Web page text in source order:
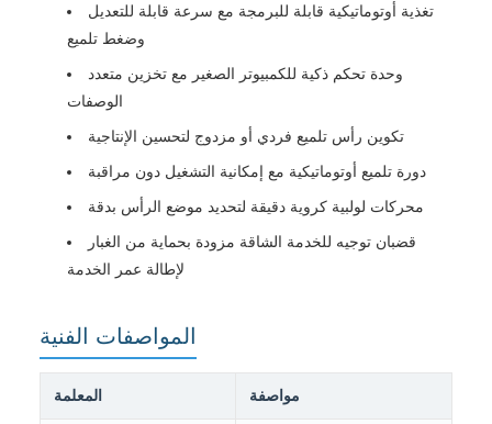
تغذية أوتوماتيكية قابلة للبرمجة مع سرعة قابلة للتعديل
وضغط تلميع
وحدة تحكم ذكية للكمبيوتر الصغير مع تخزين متعدد
الوصفات
تكوين رأس تلميع فردي أو مزدوج لتحسين الإنتاجية
دورة تلميع أوتوماتيكية مع إمكانية التشغيل دون مراقبة
محركات لولبية كروية دقيقة لتحديد موضع الرأس بدقة
قضبان توجيه للخدمة الشاقة مزودة بحماية من الغبار
لإطالة عمر الخدمة
المواصفات الفنية
المعلمة مواصفة